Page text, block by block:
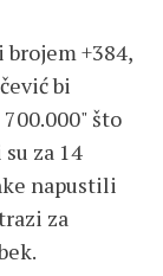
brojem +384,
bi
što
za 14
napustili
za